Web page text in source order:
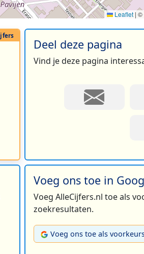
Leaflet | ©
Deel deze pagina
Vind je deze pagina
Voeg ons toe in
Voeg AlleCijfers.nl toe als
zoekresultaten.
Voeg ons toe als